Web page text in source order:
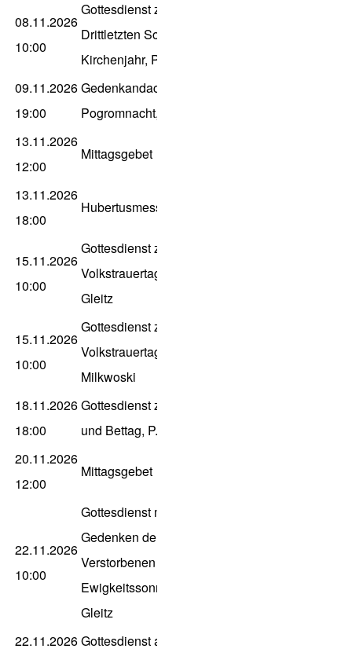
08.11.2026
10:00
Gottesdienst zum
Drittletzten Sonntag im
Kirchenjahr, P. Gleitz
09.11.2026
19:00
Gedenkandacht zur
Pogromnacht,
13.11.2026
12:00
Mittagsgebet
13.11.2026
18:00
Hubertusmesse
15.11.2026
10:00
Gottesdienst zum
Volkstrauertag, K.H., P.
Gleitz
15.11.2026
10:00
Gottesdienst zum
Volkstrauertag, P.
Milkwoski
18.11.2026
18:00
Gottesdienst zum Buß
und Bettag, P. Gleitz
20.11.2026
12:00
Mittagsgebet
22.11.2026
10:00
Gottesdienst mit
Gedenken der
Verstorbenen zum
Ewigkeitssonntag, P.
Gleitz
22.11.2026Gottesdienst am Letzten